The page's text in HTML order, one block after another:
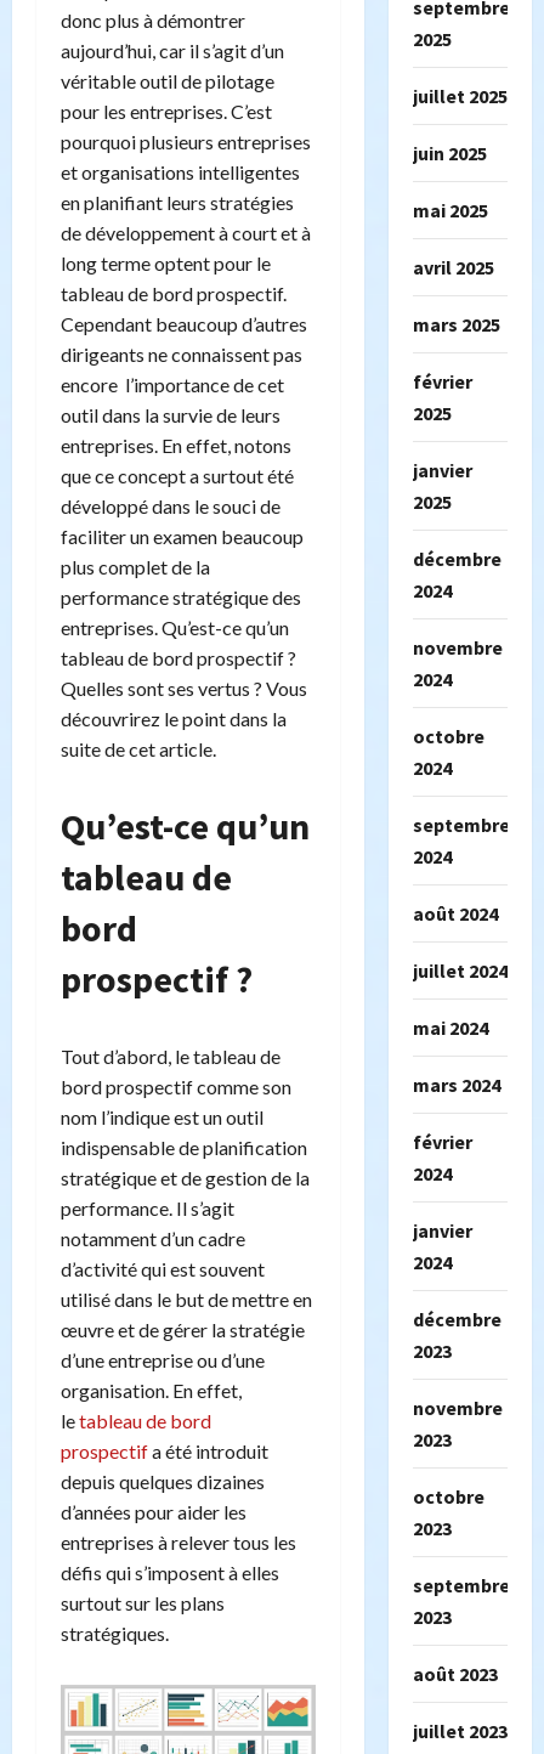
donc plus à démontrer
aujourd’hui, car il s’agit d’un
véritable outil de pilotage
pour les entreprises. C’est
pourquoi plusieurs entreprises
et organisations intelligentes
en planifiant leurs stratégies
de développement à court et à
long terme optent pour le
tableau de bord prospectif.
Cependant beaucoup d’autres
dirigeants ne connaissent pas
encore l’importance de cet
outil dans la survie de leurs
entreprises. En effet, notons
que ce concept a surtout été
développé dans le souci de
faciliter un examen beaucoup
plus complet de la
performance stratégique des
entreprises. Qu’est-ce qu’un
tableau de bord prospectif ?
Quelles sont ses vertus ? Vous
découvrirez le point dans la
suite de cet article.
Qu’est-ce qu’un
tableau de
bord
prospectif ?
Tout d’abord, le tableau de
bord prospectif comme son
nom l’indique est un outil
indispensable de planification
stratégique et de gestion de la
performance. Il s’agit
notamment d’un cadre
d’activité qui est souvent
utilisé dans le but de mettre en
œuvre et de gérer la stratégie
d’une entreprise ou d’une
organisation. En effet,
letableau de bord
prospectifa été introduit
depuis quelques dizaines
d’années pour aider les
entreprises à relever tous les
défis qui s’imposent à elles
surtout sur les plans
stratégiques.
septembre
2025
juillet 2025
juin 2025
mai 2025
avril 2025
mars 2025
février
2025
janvier
2025
décembre
2024
novembre
2024
octobre
2024
septembre
2024
août 2024
juillet 2024
mai 2024
mars 2024
février
2024
janvier
2024
décembre
2023
novembre
2023
octobre
2023
septembre
2023
août 2023
juillet 2023